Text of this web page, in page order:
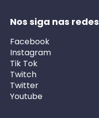
Nos siga nas redes
Facebook
Instagram
Tik Tok
Twitch
Twitter
Youtube